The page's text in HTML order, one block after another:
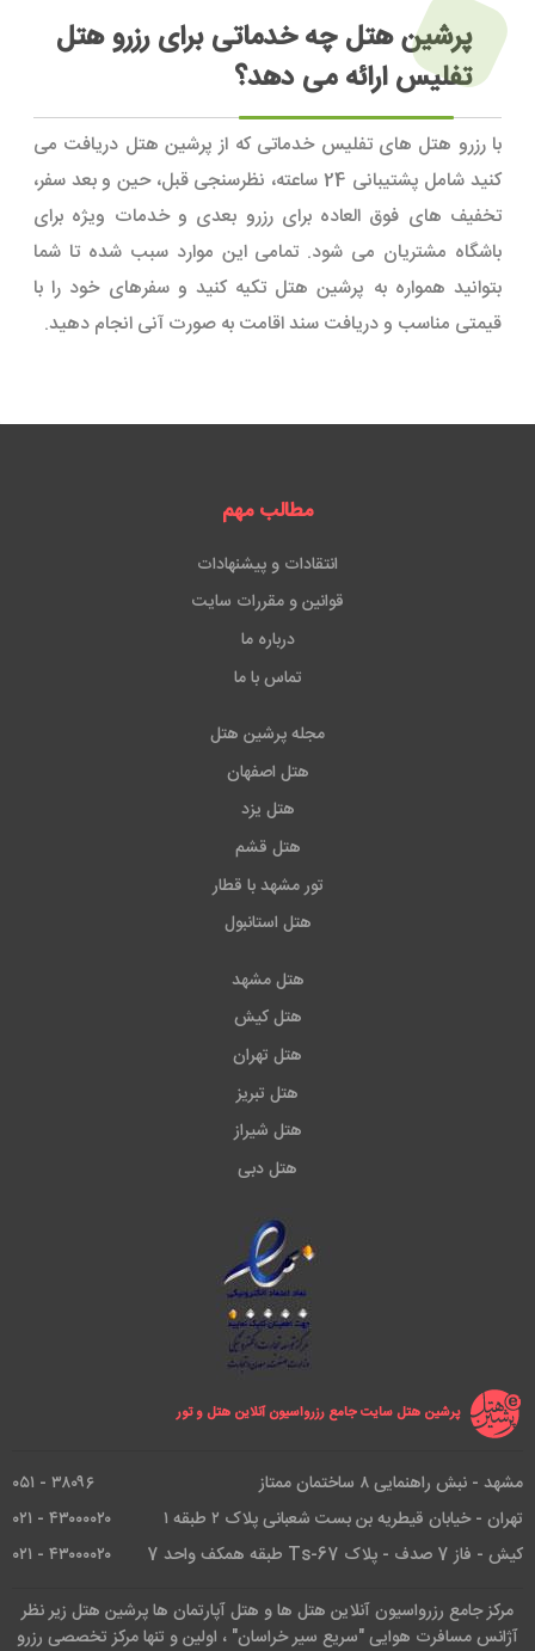
پرشین هتل چه خدماتی برای رزرو هتل
تفلیس ارائه می دهد؟
با رزرو هتل های تفلیس خدماتی که از پرشین هتل دریافت می
کنید شامل پشتیبانی 24 ساعته، نظرسنجی قبل، حین و بعد سفر،
تخفیف های فوق العاده برای رزرو بعدی و خدمات ویژه برای
باشگاه مشتریان می شود. تمامی این موارد سبب شده تا شما
بتوانید همواره به پرشین هتل تکیه کنید و سفرهای خود را با
قیمتی مناسب و دریافت سند اقامت به صورت آنی انجام دهید.
مطالب مهم
انتقادات و پیشنهادات
قوانین و مقررات سایت
درباره ما
تماس با ما
مجله پرشین هتل
هتل اصفهان
هتل یزد
هتل قشم
تور مشهد با قطار
هتل استانبول
هتل مشهد
هتل کیش
هتل تهران
هتل تبریز
هتل شیراز
هتل دبی
پرشین هتل سایت جامع رزرواسیون آنلاین هتل و تور
مشهد - نبش راهنمایی ۸ ساختمان ممتاز
۳۸۰۹۶ - ۰۵۱
تهران - خیابان قیطریه بن بست شعبانی پلاک ۲ طبقه ۱
۴۳۰۰۰۰۲۰ - ۰۲۱
کیش - فاز 7 صدف - پلاک Ts-67 طبقه همکف واحد 7
۴۳۰۰۰۰۲۰ - ۰۲۱
مرکز جامع رزرواسیون آنلاین هتل ها و هتل آپارتمان ها پرشین هتل زیر نظر
آژانس مسافرت هوایی "سریع سیر خراسان" ، اولین و تنها مرکز تخصصی رزرو